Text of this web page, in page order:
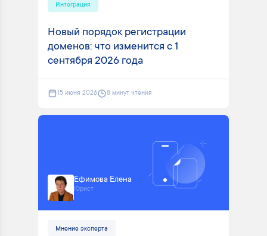
Интеграция
Новый порядок регистрации
доменов: что изменится с 1
сентября 2026 года
15 июня 2026 8 минут чтения
Ефимова Елена
Юрист
Мнение эксперта